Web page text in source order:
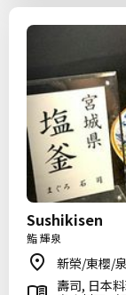
Sushikisen
鮨 輝泉
新榮/東櫻/
壽司, 日本